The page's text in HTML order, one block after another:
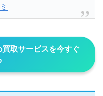
取サービスを今すぐ